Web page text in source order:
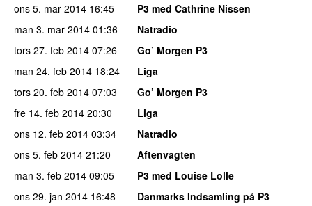
ons 5. mar 2014 16:45
P3 med Cathrine Nissen
man 3. mar 2014 01:36
Natradio
tors 27. feb 2014 07:26
Go’ Morgen P3
man 24. feb 2014 18:24
Liga
tors 20. feb 2014 07:03
Go’ Morgen P3
fre 14. feb 2014 20:30
Liga
ons 12. feb 2014 03:34
Natradio
ons 5. feb 2014 21:20
Aftenvagten
man 3. feb 2014 09:05
P3 med Louise Lolle
ons 29. jan 2014 16:48
Danmarks Indsamling på P3